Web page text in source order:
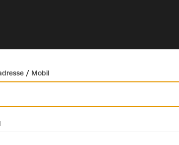
/ Mobil